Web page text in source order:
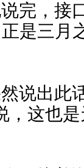
完，接
是三月
说出此
，这也